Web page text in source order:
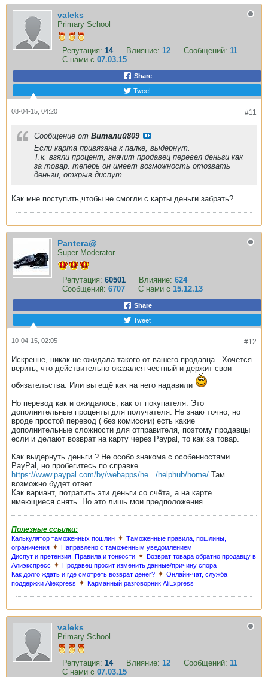
valeks
Primary School
Репутация: 14 Влияние: 12 Сообщений: 11
С нами с 07.03.15
Share
Tweet
#11
08-04-15, 04:20
Сообщение от Виталий809
Если карта привязана к палке, выдернут.
Т.к. взяли процент, значит продавец перевел деньги как
за товар. теперь он имеет возможность отозвать
деньги, открыв диспут
Как мне поступить,чтобы не смогли с карты деньги забрать?
Pantera@
Super Moderator
Репутация: 60501 Влияние: 624
Сообщений: 6707 С нами с 15.12.13
Share
Tweet
#12
10-04-15, 02:05
Искренне, никак не ожидала такого от вашего продавца.. Хочется
верить, что действительно оказался честный и держит свои
обязательства. Или вы ещё как на него надавили
Но перевод как и ожидалось, как от покупателя. Это
дополнительные проценты для получателя. Не знаю точно, но
вроде простой перевод ( без комиссии) есть какие
дополнительные сложности для отправителя, поэтому продавцы
если и делают возврат на карту через Paypal, то как за товар.
Как выдернуть деньги ? Не особо знакома с особенностями
PayPal, но пробегитесь по справке
https://www.paypal.com/by/webapps/he.../helphub/home/ Там
возможно будет ответ.
Как вариант, потратить эти деньги со счёта, а на карте
имеющиеся снять. Но это лишь мои предположения.
Полезные ссылки:
Калькулятор таможенных пошлин ✦ Таможенные правила, пошлины,
ограничения ✦ Направлено с таможенным уведомлением
Диспут и претензия. Правила и тонкости ✦ Возврат товара обратно продавцу в
Алиэкспресс ✦ Продавец просит изменить данные/причину спора
Как долго ждать и где смотреть возврат денег? ✦ Онлайн-чат, служба
поддержки Aliexpress ✦ Карманный разговорник AliExpress
valeks
Primary School
Репутация: 14 Влияние: 12 Сообщений: 11
С нами с 07.03.15